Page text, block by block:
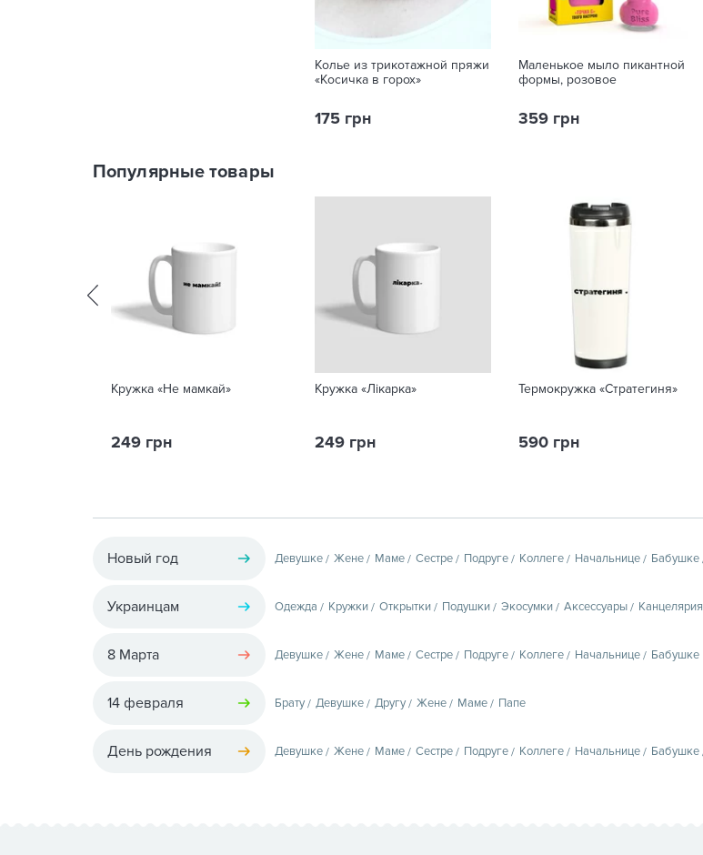
Колье из трикотажной пряжи
«Косичка в горох»
175 грн
Маленькое мыло пикантной
формы, розовое
359 грн
Популярные товары
Кружка «Не мамкай»
249 грн
Кружка «Лікарка»
249 грн
Термокружка «Стратегиня»
590 грн
Новый год Девушке Жене Маме Сестре Подруге Коллеге Начальнице Бабушке
Украинцам Одежда Кружки Открытки Подушки Экосумки Аксессуары Канцелярия
8 Марта Девушке Жене Маме Сестре Подруге Коллеге Начальнице Бабушке
14 февраля Брату Девушке Другу Жене Маме Папе
День рождения Девушке Жене Маме Сестре Подруге Коллеге Начальнице Бабушке